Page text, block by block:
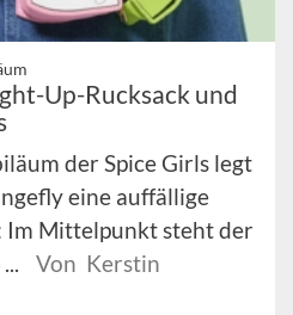
Up-Rucksack und
der Spice Girls legt
eine auffällige
Im Mittelpunkt steht der
Von Kerstin